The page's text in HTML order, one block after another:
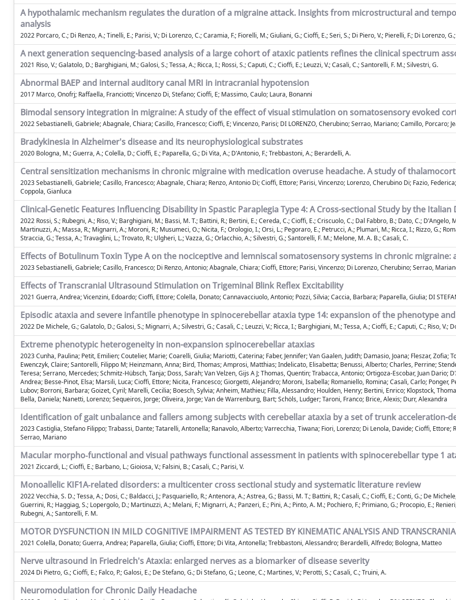
A hypothalamic mechanism regulates the duration of a migraine attack. Insights from microstructural and
analysis
2022 Porcaro, C.; Di Renzo, A.; Tinelli, E.; Parisi, V.; Di Lorenzo, C.; Caramia, F.; Fiorelli, M.; Giuliani, G.; Cioffi, E.; Seri, S.; Di Piero, V.; Pierelli, F.; Di Lorenzo,
A next generation sequencing-based analysis of a large cohort of ataxic patients refines the clinical spectrum
2021 Riso, V.; Galatolo, D.; Barghigiani, M.; Galosi, S.; Tessa, A.; Ricca, I.; Rossi, S.; Caputi, C.; Cioffi, E.; Leuzzi, V.; Casali, C.; Santorelli, F. M.; Silvestri, G.
Abnormal BAEP and internal auditory canal MRI in intracranial hypotension
2017 Marco, Onofrj; Raffaella, Franciotti; Vincenzo Di, Stefano; Cioffi, E; Massimo, Caulo; Laura, Bonanni
Bimodal sensory integration in migraine: A study of the effect of visual stimulation on somatosensory evoked
2022 Sebastianelli, Gabriele; Abagnale, Chiara; Casillo, Francesco; Cioffi, E; Vincenzo, Parisi; DI LORENZO, Cherubino; Serrao, Mariano; Camillo, Porcaro;
Bradykinesia in Alzheimer's disease and its neurophysiological substrates
2020 Bologna, M.; Guerra, A.; Colella, D.; Cioffi, E.; Paparella, G.; Di Vita, A.; D'Antonio, F.; Trebbastoni, A.; Berardelli, A.
Central sensitization mechanisms in chronic migraine with medication overuse headache. A study of
2023 Sebastianelli, Gabriele; Casillo, Francesco; Abagnale, Chiara; Renzo, Antonio Di; Cioffi, Ettore; Parisi, Vincenzo; Lorenzo, Cherubino Di; Fazio,
Coppola, Gianluca
Clinical-Genetic Features Influencing Disability in Spastic Paraplegia Type 4: A Cross-sectional Study by the Italian
2022 Rossi, S.; Rubegni, A.; Riso, V.; Barghigiani, M.; Bassi, M. T.; Battini, R.; Bertini, E.; Cereda, C.; Cioffi, E.; Criscuolo, C.; Dal Fabbro, B.; Dato, C.;
Martinuzzi, A.; Massa, R.; Mignarri, A.; Moroni, R.; Musumeci, O.; Nicita, F.; Orologio, I.; Orsi, L.; Pegoraro, E.; Petrucci, A.; Plumari, M.; Ricca, I.; Rizzo, G.;
Straccia, G.; Tessa, A.; Travaglini, L.; Trovato, R.; Ulgheri, L.; Vazza, G.; Orlacchio, A.; Silvestri, G.; Santorelli, F. M.; Melone, M. A. B.; Casali, C.
Effects of Botulinum Toxin Type A on the nociceptive and lemniscal somatosensory systems in chronic migraine:
2023 Sebastianelli, Gabriele; Casillo, Francesco; Di Renzo, Antonio; Abagnale, Chiara; Cioffi, Ettore; Parisi, Vincenzo; Di Lorenzo, Cherubino; Serrao,
Effects of Transcranial Ultrasound Stimulation on Trigeminal Blink Reflex Excitability
2021 Guerra, Andrea; Vicenzini, Edoardo; Cioffi, Ettore; Colella, Donato; Cannavacciuolo, Antonio; Pozzi, Silvia; Caccia, Barbara; Paparella, Giulia; DI
Episodic ataxia and severe infantile phenotype in spinocerebellar ataxia type 14: expansion of the phenotype
2022 De Michele, G.; Galatolo, D.; Galosi, S.; Mignarri, A.; Silvestri, G.; Casali, C.; Leuzzi, V.; Ricca, I.; Barghigiani, M.; Tessa, A.; Cioffi, E.; Caputi, C.; Riso, V.;
Extreme phenotypic heterogeneity in non-expansion spinocerebellar ataxias
2023 Cunha, Paulina; Petit, Emilien; Coutelier, Marie; Coarelli, Giulia; Mariotti, Caterina; Faber, Jennifer; Van Gaalen, Judith; Damasio, Joana; Fleszar,
Ewenczyk, Claire; Santorelli, Filippo M; Heinzmann, Anna; Bird, Thomas; Amprosi, Matthias; Indelicato, Elisabetta; Benussi, Alberto; Charles, Perrine;
Teresa; Serrano, Mercedes; Schmitz-Hübsch, Tanja; Doss, Sarah; Van Velzen, Gijs A J; Thomas, Quentin; Trabacca, Antonio; Ortigoza-Escobar, Juan
Andrea; Besse-Pinot, Elsa; Marsili, Luca; Cioffi, Ettore; Nicita, Francesco; Giorgetti, Alejandro; Moroni, Isabella; Romaniello, Romina; Casali, Carlo; Ponger,
Lubov; Borroni, Barbara; Goizet, Cyril; Marelli, Cecilia; Boesch, Sylvia; Anheim, Mathieu; Filla, Alessandro; Houlden, Henry; Bertini, Enrico; Klopstock,
Bella, Daniela; Nanetti, Lorenzo; Sequeiros, Jorge; Oliveira, Jorge; Van de Warrenburg, Bart; Schöls, Ludger; Taroni, Franco; Brice, Alexis; Durr, Alexandra
Identification of gait unbalance and fallers among subjects with cerebellar ataxia by a set of trunk acceleration-
2023 Castiglia, Stefano Filippo; Trabassi, Dante; Tatarelli, Antonella; Ranavolo, Alberto; Varrecchia, Tiwana; Fiori, Lorenzo; Di Lenola, Davide; Cioffi,
Serrao, Mariano
Macular morpho‐functional and visual pathways functional assessment in patients with spinocerebellar type 1
2021 Ziccardi, L.; Cioffi, E.; Barbano, L.; Gioiosa, V.; Falsini, B.; Casali, C.; Parisi, V.
Monoallelic KIF1A‑related disorders: a multicenter cross sectional study and systematic literature review
2022 Vecchia, S. D.; Tessa, A.; Dosi, C.; Baldacci, J.; Pasquariello, R.; Antenora, A.; Astrea, G.; Bassi, M. T.; Battini, R.; Casali, C.; Cioffi, E.; Conti, G.; De
Guerrini, R.; Haggiag, S.; Lopergolo, D.; Martinuzzi, A.; Melani, F.; Mignarri, A.; Panzeri, E.; Pini, A.; Pinto, A. M.; Pochiero, F.; Primiano, G.; Procopio, E.;
Rubegni, A.; Santorelli, F. M.
MOTOR DYSFUNCTION IN MILD COGNITIVE IMPAIRMENT AS TESTED BY KINEMATIC ANALYSIS AND
2021 Colella, Donato; Guerra, Andrea; Paparella, Giulia; Cioffi, Ettore; Di Vita, Antonella; Trebbastoni, Alessandro; Berardelli, Alfredo; Bologna, Matteo
Nerve ultrasound in Friedreich's Ataxia: enlarged nerves as a biomarker of disease severity
2024 Di Pietro, G.; Cioffi, E.; Falco, P.; Galosi, E.; De Stefano, G.; Di Stefano, G.; Leone, C.; Martines, V.; Perotti, S.; Casali, C.; Truini, A.
Neuromodulation for Chronic Daily Headache